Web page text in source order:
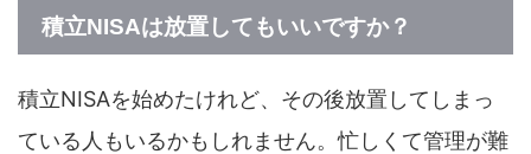
積立NISAは放置してもいいですか？
積立NISAを始めたけれど、その後放置してしまっ
ている人もいるかもしれません。忙しくて管理が難